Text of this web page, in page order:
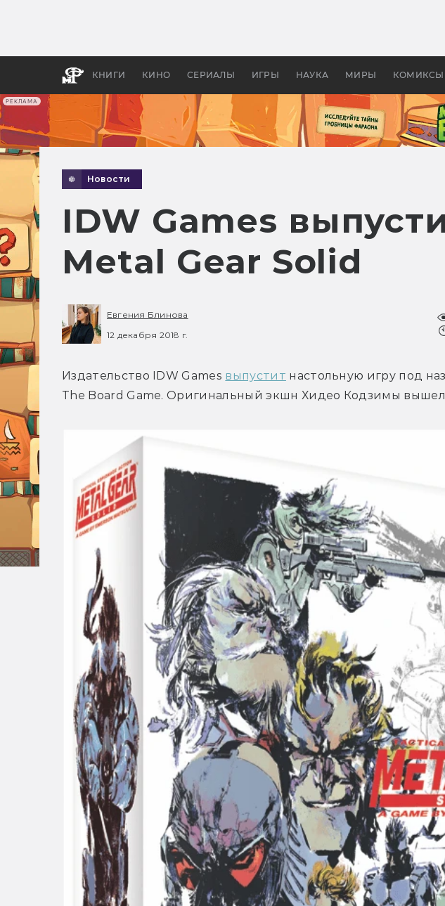
РЕКЛАМА
КНИГИ КИНО СЕРИАЛЫ ИГРЫ НАУКА МИРЫ КОМИКСЫ
апокалипсис, в России —
Новости
IDW Games
Metal Gear Solid
Евгения Блинова
12 декабря 2018 г.
Издательство IDW Games выпустит настольную игру под
The Board Game. Оригинальный экшн Хидео Кодзимы вышел в